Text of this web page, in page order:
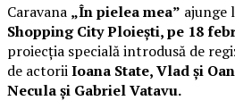
Caravana „În pielea mea” ajunge
Shopping City Ploiești, pe 18
proiecția specială introdusă de
de actoriiIoana State, Vlad și
Necula și Gabriel Vatavu.